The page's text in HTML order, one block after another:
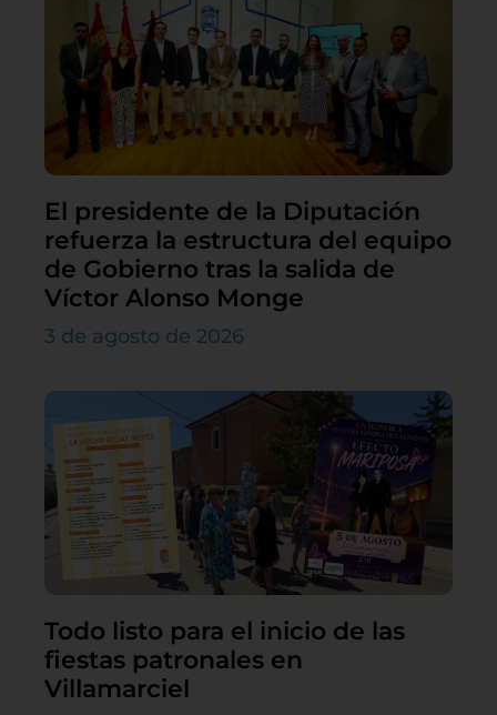
El presidente de la Diputación
refuerza la estructura del equipo
de Gobierno tras la salida de
Víctor Alonso Monge
3 de agosto de 2026
Todo listo para el inicio de las
fiestas patronales en
Villamarciel